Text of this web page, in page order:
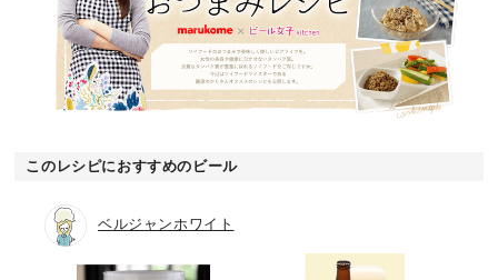
このレシピにおすすめのビール
ベルジャンホワイト